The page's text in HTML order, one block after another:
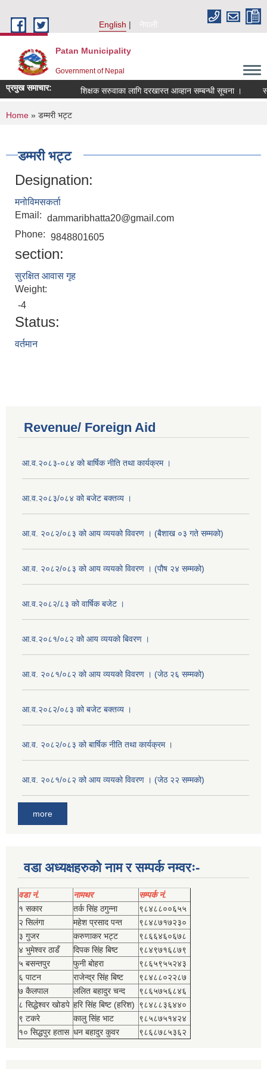
English
नेपाली
Patan Municipality
Government of Nepal
प्रमुख समाचार: शिक्षक सरुवाका लागि दरखास्त आव्हान सम्बन्धी सूचना ।
You are here
Home » डम्मरी भट्ट
डम्मरी भट्ट
Designation:
मनोविमसकर्ता
Email: dammaribhatta20@gmail.com
Phone: 9848801605
section:
सुरक्षित आवास गृह
Weight:
-4
Status:
वर्तमान
Revenue/ Foreign Aid
आ.व.२०८३-०८४ को बार्षिक नीति तथा कार्यक्रम ।
आ.व.२०८३/०८४ को बजेट बक्तव्य ।
आ.व. २०८२/०८३ को आय व्ययको विवरण । (बैशाख ०३ गते सम्मको)
आ.व. २०८२/०८३ को आय व्ययको विवरण । (पौष २४ सम्मको)
आ.व.२०८२/८३ को वार्षिक बजेट ।
आ.व.२०८१/०८२ को आय व्ययको बिवरण ।
आ.व. २०८१/०८२ को आय व्ययको विवरण । (जेठ २६ सम्मको)
आ.व.२०८२/०८३ को बजेट बक्तव्य ।
आ.व. २०८२/०८३ को बार्षिक नीति तथा कार्यक्रम ।
आ.व. २०८१/०८२ को आय व्ययको विवरण । (जेठ २२ सम्मको)
more
वडा अध्यक्षहरुको नाम र सम्पर्क नम्वरः-
वडा नं. नामथर
सम्पर्क नं.
१ सकार
तर्क सिंह ठगुन्‍ना
९८४८८००६५५
२ सिलंगा
महेश प्रसाद पन्त
९८४८७१७२३०
३ गुजर
करुणाकर भट्ट
९८६६४६०६७८
४ भुमेश्‍वर ठाडँ
दिपक सिंह बिष्‍ट
९८४९७१६८७९
५ बसन्तपुर
फुनी बोहरा
९८६५९५५२४३
६ पाटन
राजेन्द्र सिंह बिष्‍ट
९८४८८०२२८७
७ कैलपाल
ललित बहादुर चन्द
९८६५७५६८४६
८ सिद्धेश्‍वर खोडपे हरि सिंह बिष्‍ट (हरिश) ९८४८८३६४४०
९ टकरे
कालु सिंह भाट
९८५८७५१४२४
१० सिद्धपुर हतास धन बहादुर कुवर ९८६८७८५३६२